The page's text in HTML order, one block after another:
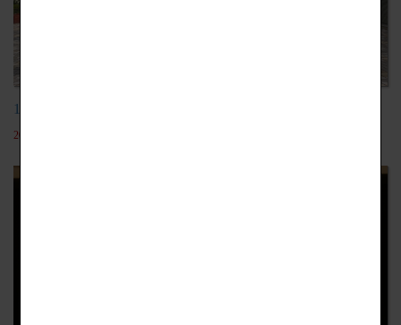
108學年日本九州文化體驗
2019-12-18